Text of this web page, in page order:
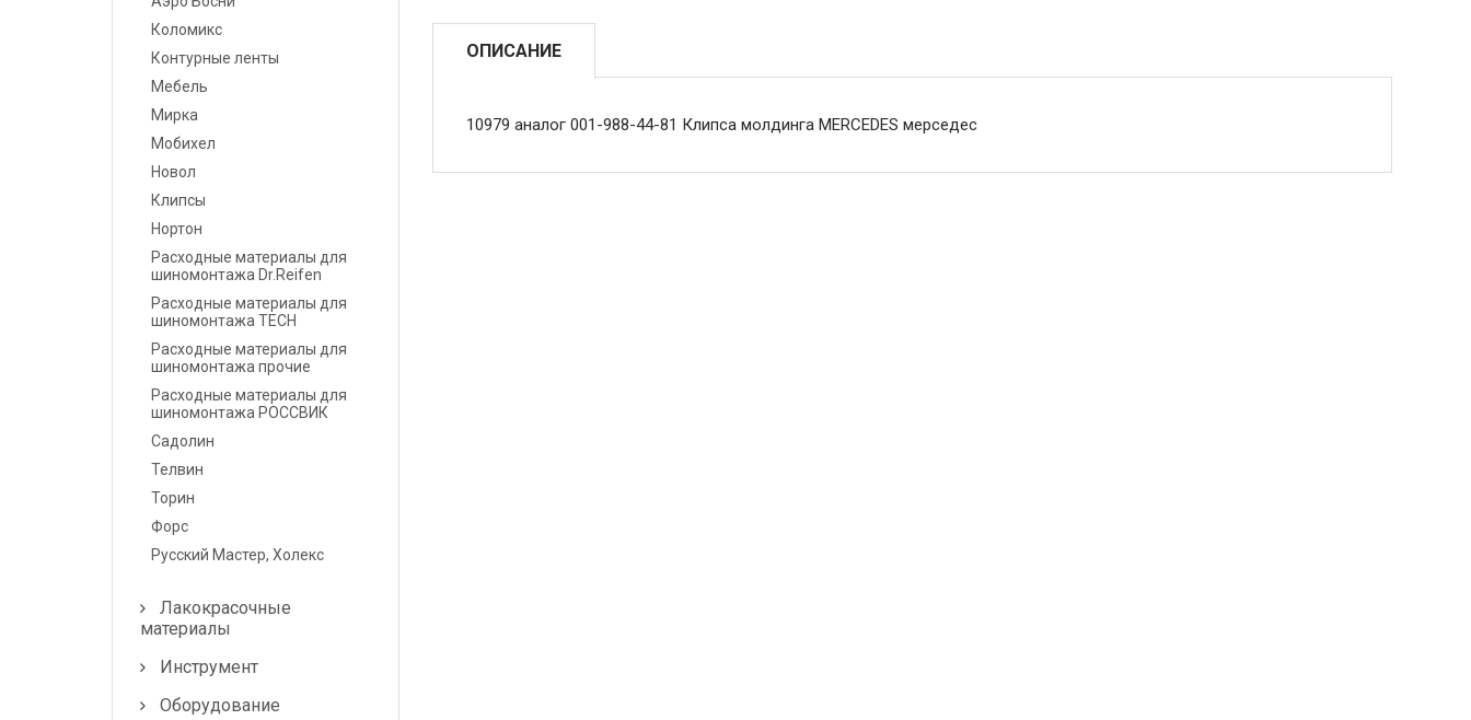
Салфетки протирочные
Емкости, ситечки, PPS,
палочки для
размешивания, линейки
Средства защиты
Крепежные системы
Батарейки и
Аккумуляторы
Аксессуары
Лампочки и
предохранители
Коломикс
Контурные ленты
Мебель
Мирка
Мобихел
Новол
Клипсы
Нортон
Расходные материалы для
шиномонтажа Dr.Reifen
Расходные материалы для
шиномонтажа TECH
Расходные материалы для
шиномонтажа прочие
Расходные материалы для
шиномонтажа РОССВИК
Садолин
Телвин
Торин
Форс
Русский Мастер, Холекс
Лакокрасочные
материалы
Инструмент
Оборудование
ОПИСАНИЕ
10979 аналог 001-988-44-81 Клипса молдинга MERCEDES мерседес